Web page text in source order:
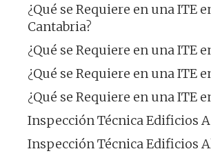
¿Qué se Requiere en una ITE
Cantabria?
¿Qué se Requiere en una ITE
¿Qué se Requiere en una ITE
¿Qué se Requiere en una ITE
Inspección Técnica Edificios
Inspección Técnica Edificios